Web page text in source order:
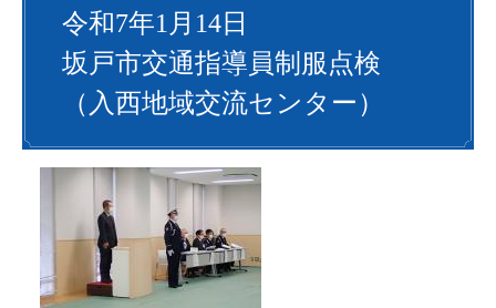
令和7年1月14日
坂戸市交通指導員制服点検
（入西地域交流センター）